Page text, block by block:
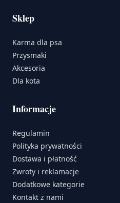
Sklep
Karma dla psa
Przysmaki
Akcesoria
Dla kota
Informacje
Regulamin
Polityka prywatności
Dostawa i płatność
Zwroty i reklamacje
Dodatkowe kategorie
Kontakt z nami